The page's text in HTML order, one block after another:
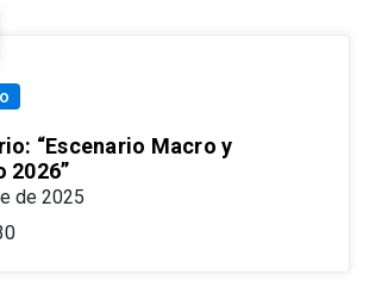
“Escenario Macro y
2026”
de 2025